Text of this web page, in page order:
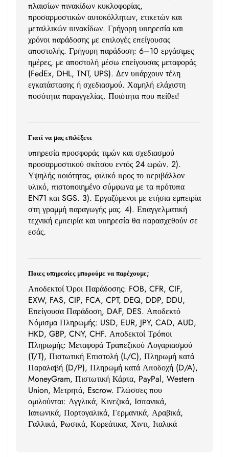
πλαισίων πινακίδων κυκλοφορίας,
προσαρμοστικών αυτοκόλλητων, ετικετών και
μεταλλικών πινακίδων. Γρήγορη υπηρεσία και
χρόνοι παράδοσης με επιλογές επείγουσας
αποστολής. Γρήγορη παράδοση: 6–10 εργάσιμες
ημέρες, με αποστολή μέσω επείγουσας μεταφοράς
(FedEx, DHL, TNT, UPS). Δεν υπάρχουν τέλη
εγκατάστασης ή σχεδιασμού. Χαμηλή ελάχιστη
ποσότητα παραγγελίας. Ποιότητα που πείθει!
Γιατί να μας επιλέξετε
υπηρεσία προσφοράς τιμών και σχεδιασμού
προσαρμοστικού σκίτσου εντός 24 ωρών. 2).
Υψηλής ποιότητας, φιλικό προς το περιβάλλον
υλικό, πιστοποιημένο σύμφωνα με τα πρότυπα
EN71 και SGS. 3). Εργαζόμενοι με ετήσια εμπειρία
στη γραμμή παραγωγής μας. 4). Επαγγελματική
τεχνική εμπειρία και υπηρεσία θα παρασχεθούν σε
εσάς.
Ποιες υπηρεσίες μπορούμε να παρέχουμε;
Αποδεκτοί Όροι Παράδοσης: FOB, CFR, CIF,
EXW, FAS, CIP, FCA, CPT, DEQ, DDP, DDU,
Επείγουσα Παράδοση, DAF, DES. Αποδεκτό
Νόμισμα Πληρωμής: USD, EUR, JPY, CAD, AUD,
HKD, GBP, CNY, CHF. Αποδεκτοί Τρόποι
Πληρωμής: Μεταφορά Τραπεζικού Λογαριασμού
(T/T), Πιστωτική Επιστολή (L/C), Πληρωμή κατά
Παραλαβή (D/P), Πληρωμή κατά Αποδοχή (D/A),
MoneyGram, Πιστωτική Κάρτα, PayPal, Western
Union, Μετρητά, Escrow. Γλώσσες που
ομιλούνται: Αγγλικά, Κινεζικά, Ισπανικά,
Ιαπωνικά, Πορτογαλικά, Γερμανικά, Αραβικά,
Γαλλικά, Ρωσικά, Κορεάτικα, Χιντι, Ιταλικά